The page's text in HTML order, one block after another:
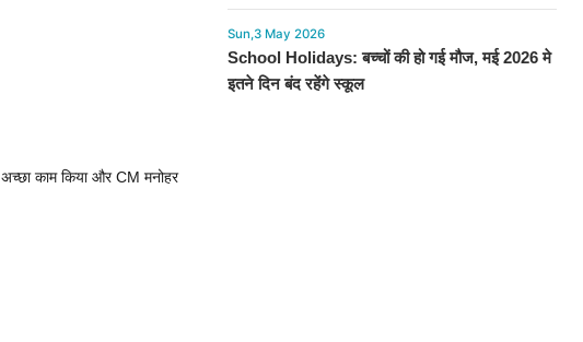
काम किया और CM मनोहर
Sun,3 May 2026
School Holidays: बच्चों की हो गई मौज, मई 2026 मे
इतने दिन बंद रहेंगे स्कूल